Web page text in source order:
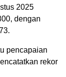
2025
dengan
pencapaian
rekor